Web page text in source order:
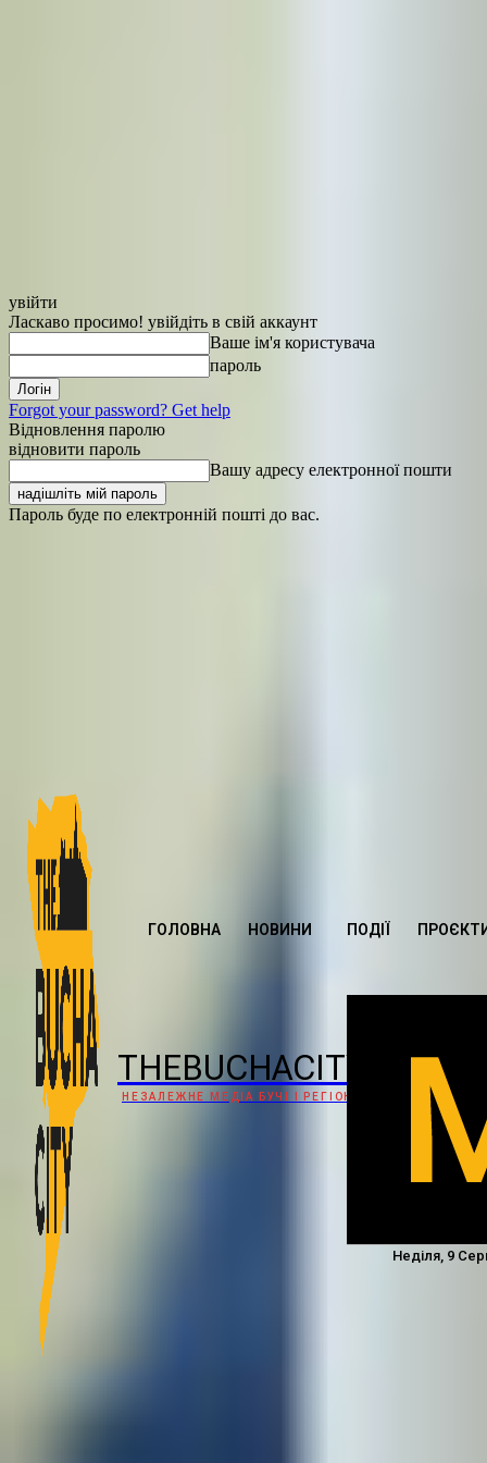
увійти
Ласкаво просимо! увійдіть в свій аккаунт
Ваше ім'я користувача
пароль
Forgot your password? Get help
Відновлення паролю
відновити пароль
Вашу адресу електронної пошти
Пароль буде по електронній пошті до вас.
THEBUCHACITY
НЕЗАЛЕЖНЕ МЕДІА БУЧІ І РЕГІОНУ
ГОЛОВНА НОВИНИ ПОДІЇ
Неділя, 9